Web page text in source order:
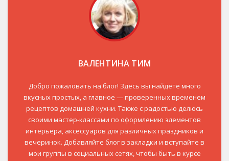
ВАЛЕНТИНА ТИМ
Добро пожаловать на блог! Здесь вы найдете много
вкусных простых, а главное — проверенных временем
рецептов домашней кухни. Также с радостью делюсь
своими мастер-классами по оформлению элементов
интерьера, аксессуаров для различных праздников и
вечеринок. Добавляйте блог в закладки и вступайте в
мои группы в социальных сетях, чтобы быть в курсе